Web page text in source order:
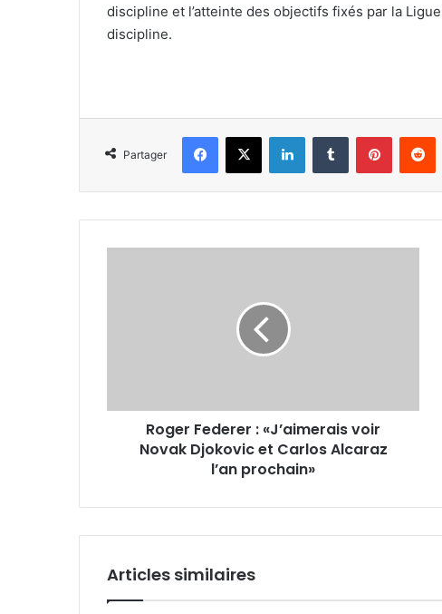
discipline et l’atteinte des objectifs fixés par la
discipline.
Partager
Facebook
X LinkedinTumblr Pinterest
Carlos
Roger Federer : «J’aimerais voir
Novak Djokovic et Carlos Alcaraz
l’an prochain»
Articles similaires